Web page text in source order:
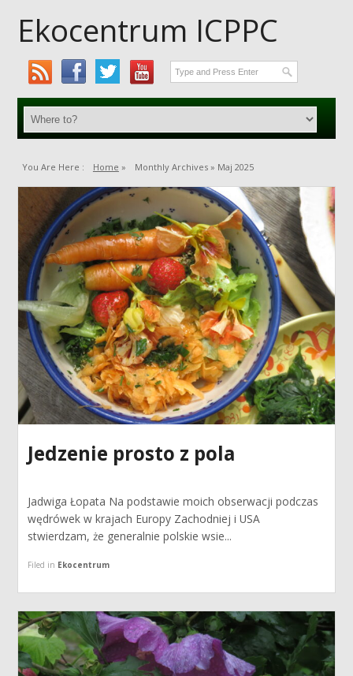
Ekocentrum ICPPC
You Are Here : Home » Monthly Archives » Maj 2025
Jedzenie prosto z pola
Jadwiga Łopata Na podstawie moich obserwacji podczas
wędrówek w krajach Europy Zachodniej i USA
stwierdzam, że generalnie polskie wsie...
Filed in Ekocentrum